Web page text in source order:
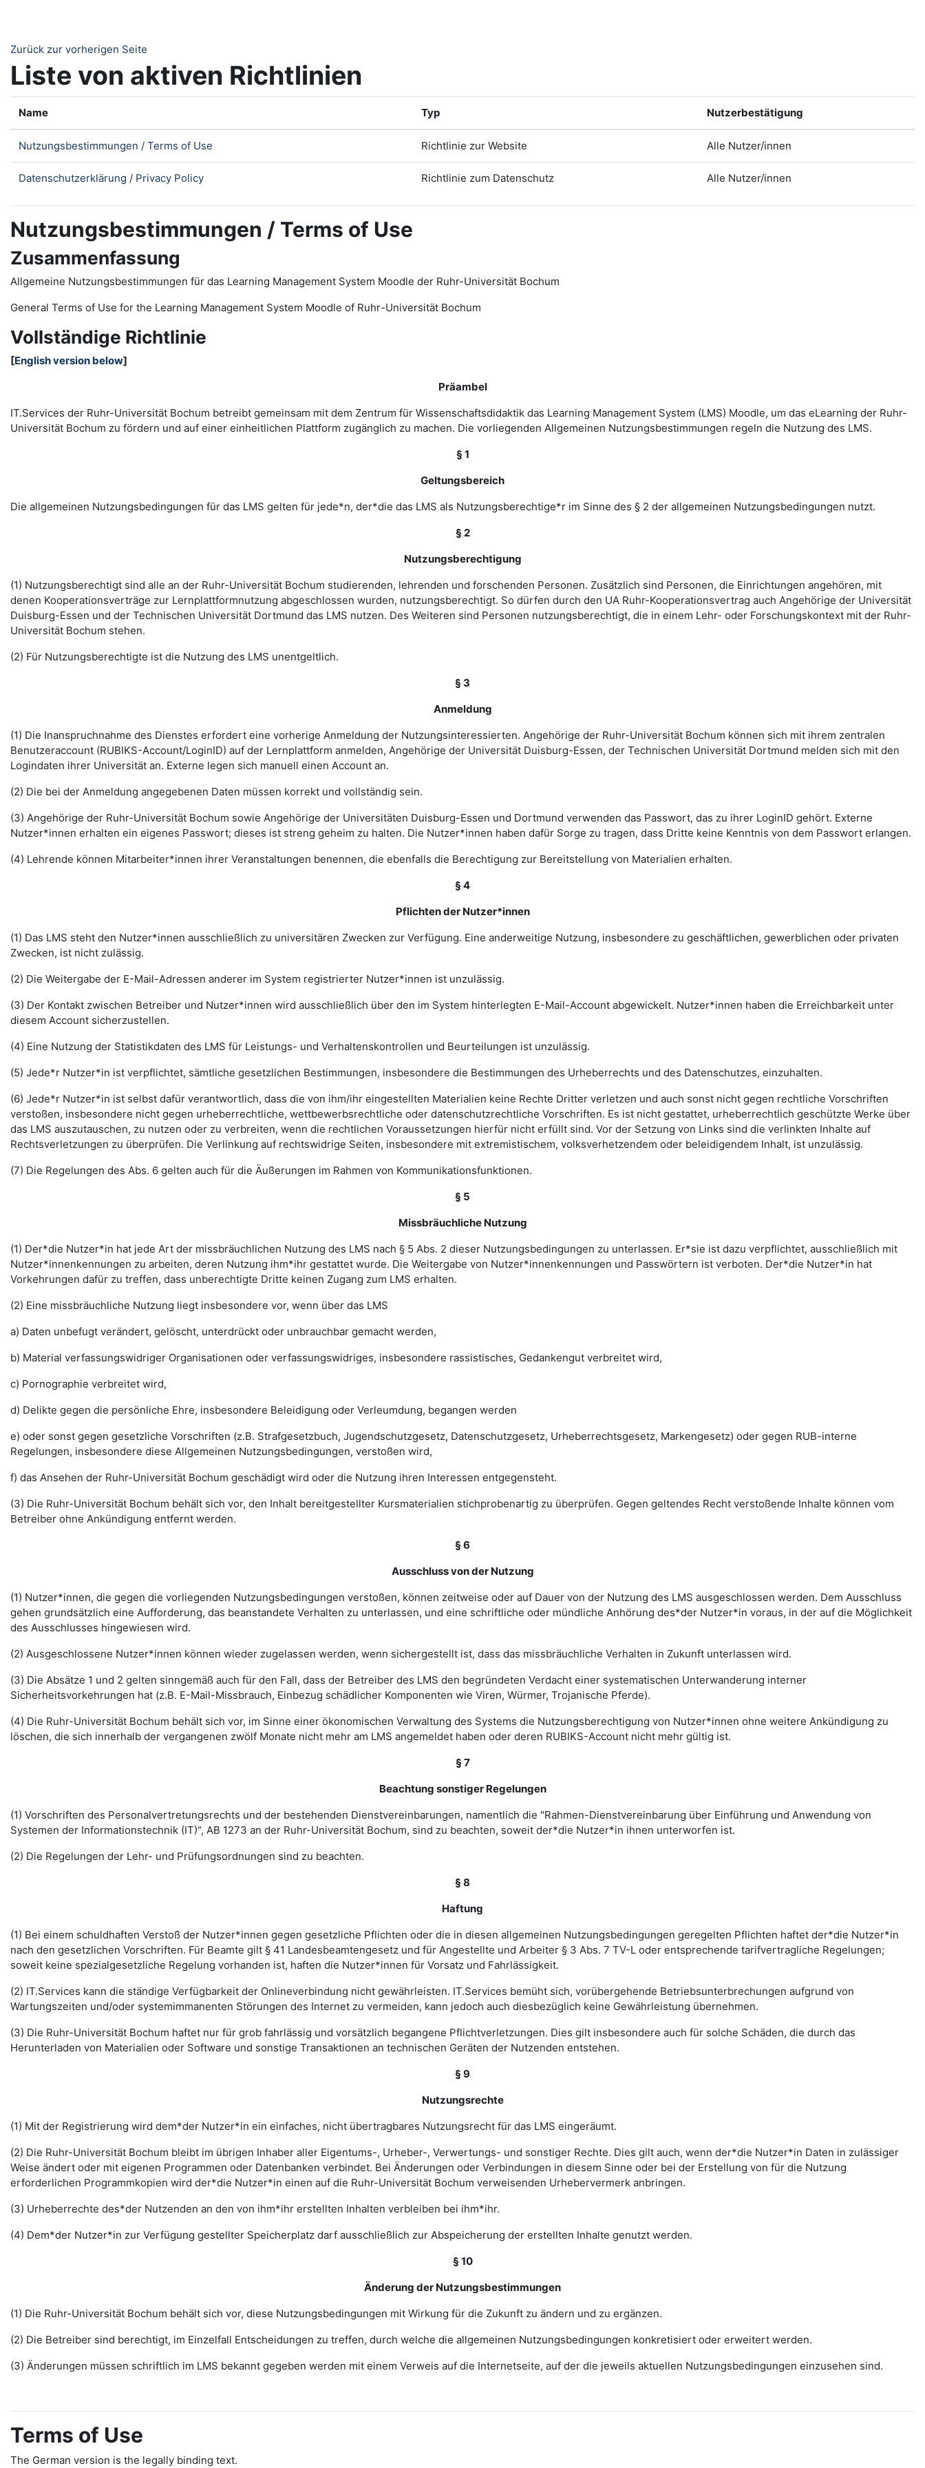
Zurück zur vorherigen Seite
Liste von aktiven Richtlinien
Name Typ Nutzerbestätigung
Nutzungsbestimmungen / Terms of Use Richtlinie zur Website Alle Nutzer/innen
Datenschutzerklärung / Privacy Policy Richtlinie zum Datenschutz Alle Nutzer/innen
Nutzungsbestimmungen / Terms of Use
Zusammenfassung
Allgemeine Nutzungsbestimmungen für das Learning Management System Moodle der Ruhr-Universität Bochum
General Terms of Use for the Learning Management System Moodle of Ruhr-Universität Bochum
Vollständige Richtlinie
[English version below]
Präambel
IT.Services der Ruhr-Universität Bochum betreibt gemeinsam mit dem Zentrum für Wissenschaftsdidaktik das Learning Management System (LMS) Moodle, um das eLearning der Ruhr-
Universität Bochum zu fördern und auf einer einheitlichen Plattform zugänglich zu machen. Die vorliegenden Allgemeinen Nutzungsbestimmungen regeln die Nutzung des LMS.
§ 1
Geltungsbereich
Die allgemeinen Nutzungsbedingungen für das LMS gelten für jede*n, der*die das LMS als Nutzungsberechtige*r im Sinne des § 2 der allgemeinen Nutzungsbedingungen nutzt.
§ 2
Nutzungsberechtigung
(1) Nutzungsberechtigt sind alle an der Ruhr-Universität Bochum studierenden, lehrenden und forschenden Personen. Zusätzlich sind Personen, die Einrichtungen angehören, mit
denen Kooperationsverträge zur Lernplattformnutzung abgeschlossen wurden, nutzungsberechtigt. So dürfen durch den UA Ruhr-Kooperationsvertrag auch Angehörige der Universität
Duisburg-Essen und der Technischen Universität Dortmund das LMS nutzen. Des Weiteren sind Personen nutzungsberechtigt, die in einem Lehr- oder Forschungskontext mit der Ruhr-
Universität Bochum stehen.
(2) Für Nutzungsberechtigte ist die Nutzung des LMS unentgeltlich.
§ 3
Anmeldung
(1) Die Inanspruchnahme des Dienstes erfordert eine vorherige Anmeldung der Nutzungsinteressierten. Angehörige der Ruhr-Universität Bochum können sich mit ihrem zentralen
Benutzeraccount (RUBIKS-Account/LoginID) auf der Lernplattform anmelden, Angehörige der Universität Duisburg-Essen, der Technischen Universität Dortmund melden sich mit den
Logindaten ihrer Universität an. Externe legen sich manuell einen Account an.
(2) Die bei der Anmeldung angegebenen Daten müssen korrekt und vollständig sein.
(3) Angehörige der Ruhr-Universität Bochum sowie Angehörige der Universitäten Duisburg-Essen und Dortmund verwenden das Passwort, das zu ihrer LoginID gehört. Externe
Nutzer*innen erhalten ein eigenes Passwort; dieses ist streng geheim zu halten. Die Nutzer*innen haben dafür Sorge zu tragen, dass Dritte keine Kenntnis von dem Passwort erlangen.
(4) Lehrende können Mitarbeiter*innen ihrer Veranstaltungen benennen, die ebenfalls die Berechtigung zur Bereitstellung von Materialien erhalten.
§ 4
Pflichten der Nutzer*innen
(1) Das LMS steht den Nutzer*innen ausschließlich zu universitären Zwecken zur Verfügung. Eine anderweitige Nutzung, insbesondere zu geschäftlichen, gewerblichen oder privaten
Zwecken, ist nicht zulässig.
(2) Die Weitergabe der E-Mail-Adressen anderer im System registrierter Nutzer*innen ist unzulässig.
(3) Der Kontakt zwischen Betreiber und Nutzer*innen wird ausschließlich über den im System hinterlegten E-Mail-Account abgewickelt. Nutzer*innen haben die Erreichbarkeit unter
diesem Account sicherzustellen.
(4) Eine Nutzung der Statistikdaten des LMS für Leistungs- und Verhaltenskontrollen und Beurteilungen ist unzulässig.
(5) Jede*r Nutzer*in ist verpflichtet, sämtliche gesetzlichen Bestimmungen, insbesondere die Bestimmungen des Urheberrechts und des Datenschutzes, einzuhalten.
(6) Jede*r Nutzer*in ist selbst dafür verantwortlich, dass die von ihm/ihr eingestellten Materialien keine Rechte Dritter verletzen und auch sonst nicht gegen rechtliche Vorschriften
verstoßen, insbesondere nicht gegen urheberrechtliche, wettbewerbsrechtliche oder datenschutzrechtliche Vorschriften. Es ist nicht gestattet, urheberrechtlich geschützte Werke über
das LMS auszutauschen, zu nutzen oder zu verbreiten, wenn die rechtlichen Voraussetzungen hierfür nicht erfüllt sind. Vor der Setzung von Links sind die verlinkten Inhalte auf
Rechtsverletzungen zu überprüfen. Die Verlinkung auf rechtswidrige Seiten, insbesondere mit extremistischem, volksverhetzendem oder beleidigendem Inhalt, ist unzulässig.
(7) Die Regelungen des Abs. 6 gelten auch für die Äußerungen im Rahmen von Kommunikationsfunktionen.
§ 5
Missbräuchliche Nutzung
(1) Der*die Nutzer*in hat jede Art der missbräuchlichen Nutzung des LMS nach § 5 Abs. 2 dieser Nutzungsbedingungen zu unterlassen. Er*sie ist dazu verpflichtet, ausschließlich mit
Nutzer*innenkennungen zu arbeiten, deren Nutzung ihm*ihr gestattet wurde. Die Weitergabe von Nutzer*innenkennungen und Passwörtern ist verboten. Der*die Nutzer*in hat
Vorkehrungen dafür zu treffen, dass unberechtigte Dritte keinen Zugang zum LMS erhalten.
(2) Eine missbräuchliche Nutzung liegt insbesondere vor, wenn über das LMS
a) Daten unbefugt verändert, gelöscht, unterdrückt oder unbrauchbar gemacht werden,
b) Material verfassungswidriger Organisationen oder verfassungswidriges, insbesondere rassistisches, Gedankengut verbreitet wird,
c) Pornographie verbreitet wird,
d) Delikte gegen die persönliche Ehre, insbesondere Beleidigung oder Verleumdung, begangen werden
e) oder sonst gegen gesetzliche Vorschriften (z.B. Strafgesetzbuch, Jugendschutzgesetz, Datenschutzgesetz, Urheberrechtsgesetz, Markengesetz) oder gegen RUB-interne
Regelungen, insbesondere diese Allgemeinen Nutzungsbedingungen, verstoßen wird,
f) das Ansehen der Ruhr-Universität Bochum geschädigt wird oder die Nutzung ihren Interessen entgegensteht.
(3) Die Ruhr-Universität Bochum behält sich vor, den Inhalt bereitgestellter Kursmaterialien stichprobenartig zu überprüfen. Gegen geltendes Recht verstoßende Inhalte können vom
Betreiber ohne Ankündigung entfernt werden.
§ 6
Ausschluss von der Nutzung
(1) Nutzer*innen, die gegen die vorliegenden Nutzungsbedingungen verstoßen, können zeitweise oder auf Dauer von der Nutzung des LMS ausgeschlossen werden. Dem Ausschluss
gehen grundsätzlich eine Aufforderung, das beanstandete Verhalten zu unterlassen, und eine schriftliche oder mündliche Anhörung des*der Nutzer*in voraus, in der auf die Möglichkeit
des Ausschlusses hingewiesen wird.
(2) Ausgeschlossene Nutzer*innen können wieder zugelassen werden, wenn sichergestellt ist, dass das missbräuchliche Verhalten in Zukunft unterlassen wird.
(3) Die Absätze 1 und 2 gelten sinngemäß auch für den Fall, dass der Betreiber des LMS den begründeten Verdacht einer systematischen Unterwanderung interner
Sicherheitsvorkehrungen hat (z.B. E-Mail-Missbrauch, Einbezug schädlicher Komponenten wie Viren, Würmer, Trojanische Pferde).
(4) Die Ruhr-Universität Bochum behält sich vor, im Sinne einer ökonomischen Verwaltung des Systems die Nutzungsberechtigung von Nutzer*innen ohne weitere Ankündigung zu
löschen, die sich innerhalb der vergangenen zwölf Monate nicht mehr am LMS angemeldet haben oder deren RUBIKS-Account nicht mehr gültig ist.
§ 7
Beachtung sonstiger Regelungen
(1) Vorschriften des Personalvertretungsrechts und der bestehenden Dienstvereinbarungen, namentlich die "Rahmen-Dienstvereinbarung über Einführung und Anwendung von
Systemen der Informationstechnik (IT)“, AB 1273 an der Ruhr-Universität Bochum, sind zu beachten, soweit der*die Nutzer*in ihnen unterworfen ist.
(2) Die Regelungen der Lehr- und Prüfungsordnungen sind zu beachten.
§ 8
Haftung
(1) Bei einem schuldhaften Verstoß der Nutzer*innen gegen gesetzliche Pflichten oder die in diesen allgemeinen Nutzungsbedingungen geregelten Pflichten haftet der*die Nutzer*in
nach den gesetzlichen Vorschriften. Für Beamte gilt § 41 Landesbeamtengesetz und für Angestellte und Arbeiter § 3 Abs. 7 TV-L oder entsprechende tarifvertragliche Regelungen;
soweit keine spezialgesetzliche Regelung vorhanden ist, haften die Nutzer*innen für Vorsatz und Fahrlässigkeit.
(2) IT.Services kann die ständige Verfügbarkeit der Onlineverbindung nicht gewährleisten. IT.Services bemüht sich, vorübergehende Betriebsunterbrechungen aufgrund von
Wartungszeiten und/oder systemimmanenten Störungen des Internet zu vermeiden, kann jedoch auch diesbezüglich keine Gewährleistung übernehmen.
(3) Die Ruhr-Universität Bochum haftet nur für grob fahrlässig und vorsätzlich begangene Pflichtverletzungen. Dies gilt insbesondere auch für solche Schäden, die durch das
Herunterladen von Materialien oder Software und sonstige Transaktionen an technischen Geräten der Nutzenden entstehen.
§ 9
Nutzungsrechte
(1) Mit der Registrierung wird dem*der Nutzer*in ein einfaches, nicht übertragbares Nutzungsrecht für das LMS eingeräumt.
(2) Die Ruhr-Universität Bochum bleibt im übrigen Inhaber aller Eigentums-, Urheber-, Verwertungs- und sonstiger Rechte. Dies gilt auch, wenn der*die Nutzer*in Daten in zulässiger
Weise ändert oder mit eigenen Programmen oder Datenbanken verbindet. Bei Änderungen oder Verbindungen in diesem Sinne oder bei der Erstellung von für die Nutzung
erforderlichen Programmkopien wird der*die Nutzer*in einen auf die Ruhr-Universität Bochum verweisenden Urhebervermerk anbringen.
(3) Urheberrechte des*der Nutzenden an den von ihm*ihr erstellten Inhalten verbleiben bei ihm*ihr.
(4) Dem*der Nutzer*in zur Verfügung gestellter Speicherplatz darf ausschließlich zur Abspeicherung der erstellten Inhalte genutzt werden.
§ 10
Änderung der Nutzungsbestimmungen
(1) Die Ruhr-Universität Bochum behält sich vor, diese Nutzungsbedingungen mit Wirkung für die Zukunft zu ändern und zu ergänzen.
(2) Die Betreiber sind berechtigt, im Einzelfall Entscheidungen zu treffen, durch welche die allgemeinen Nutzungsbedingungen konkretisiert oder erweitert werden.
(3) Änderungen müssen schriftlich im LMS bekannt gegeben werden mit einem Verweis auf die Internetseite, auf der die jeweils aktuellen Nutzungsbedingungen einzusehen sind.
Terms of Use
The German version is the legally binding text.